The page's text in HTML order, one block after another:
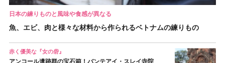
日本の練りものと風味や食感が異なる
魚、エビ、肉と様々な材料から作られるベトナムの練りもの
赤く優美な『女の砦』